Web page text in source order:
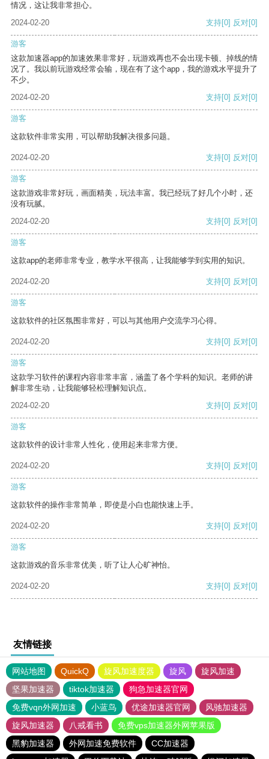
情况，这让我非常担心。
2024-02-20
支持[0] 反对[0]
游客
这款加速器app的加速效果非常好，玩游戏再也不会出现卡顿、掉线的情
况了。我以前玩游戏经常会输，现在有了这个app，我的游戏水平提升了
不少。
2024-02-20
支持[0] 反对[0]
游客
这款软件非常实用，可以帮助我解决很多问题。
2024-02-20 支持[0] 反对[0]
游客
这款游戏非常好玩，画面精美，玩法丰富。我已经玩了好几个小时，还
没有玩腻。
2024-02-20
支持[0] 反对[0]
游客
这款app的老师非常专业，教学水平很高，让我能够学到实用的知识。
2024-02-20 支持[0] 反对[0]
游客
这款软件的社区氛围非常好，可以与其他用户交流学习心得。
2024-02-20 支持[0] 反对[0]
游客
这款学习软件的课程内容非常丰富，涵盖了各个学科的知识。老师的讲
解非常生动，让我能够轻松理解知识点。
2024-02-20
支持[0] 反对[0]
游客
这款软件的设计非常人性化，使用起来非常方便。
2024-02-20 支持[0] 反对[0]
游客
这款软件的操作非常简单，即使是小白也能快速上手。
2024-02-20 支持[0] 反对[0]
游客
这款游戏的音乐非常优美，听了让人心旷神怡。
2024-02-20 支持[0] 反对[0]
友情链接
网站地图 QuickQ 旋风加速度器 旋风
旋风加速
坚果加速器
tiktok加速器
狗急加速器官网
免费vqn外网加速
小蓝鸟 优途加速器官网
风驰加速器
旋风加速器
八戒看书
免费vps加速器外网苹果版
黑豹加速器
外网加速免费软件
CC加速器